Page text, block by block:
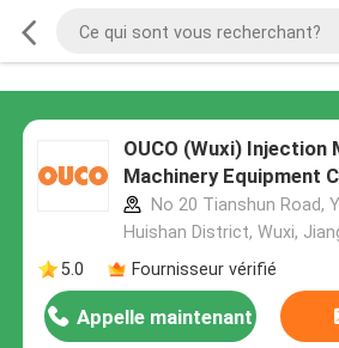
OUCO (Wuxi) Injection
Machinery Equipment
No 20 Tianshun Road,
Huishan District, Wuxi,
5.0
Fournisseur vérifié
Appelle maintenant